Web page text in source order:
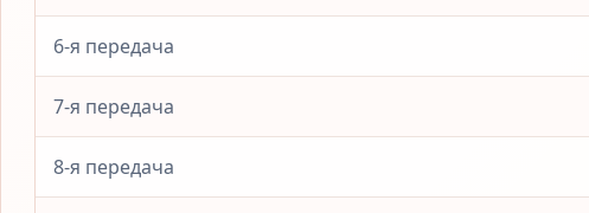
6-я передача
7-я передача
8-я передача